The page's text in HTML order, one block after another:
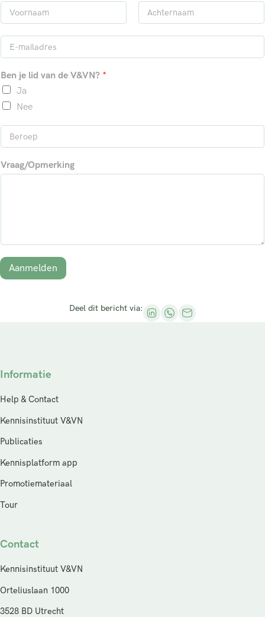
N
*
o
r
a
a
m
c
t
E
a
*
Ben je lid van de V&VN? *
Ja
Nee
B
o
e
Vraag/Opmerking
Aanmelden
Deel dit bericht via:
Informatie
Help & Contact
Kennisinstituut V&VN
Publicaties
Kennisplatform app
Promotiemateriaal
Tour
Contact
Kennisinstituut V&VN
Orteliuslaan 1000
3528 BD Utrecht